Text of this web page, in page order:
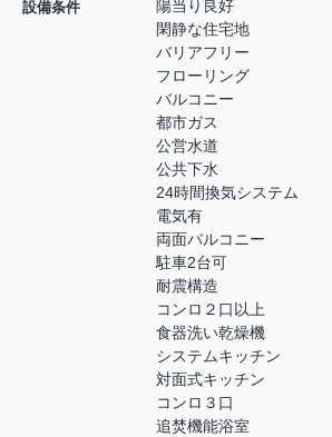
設備条件
陽当り良好
閑静な住宅地
バリアフリー
フローリング
バルコニー
都市ガス
公営水道
公共下水
24時間換気システム
電気有
両面バルコニー
駐車2台可
耐震構造
コンロ２口以上
食器洗い乾燥機
システムキッチン
対面式キッチン
コンロ３口
追焚機能浴室